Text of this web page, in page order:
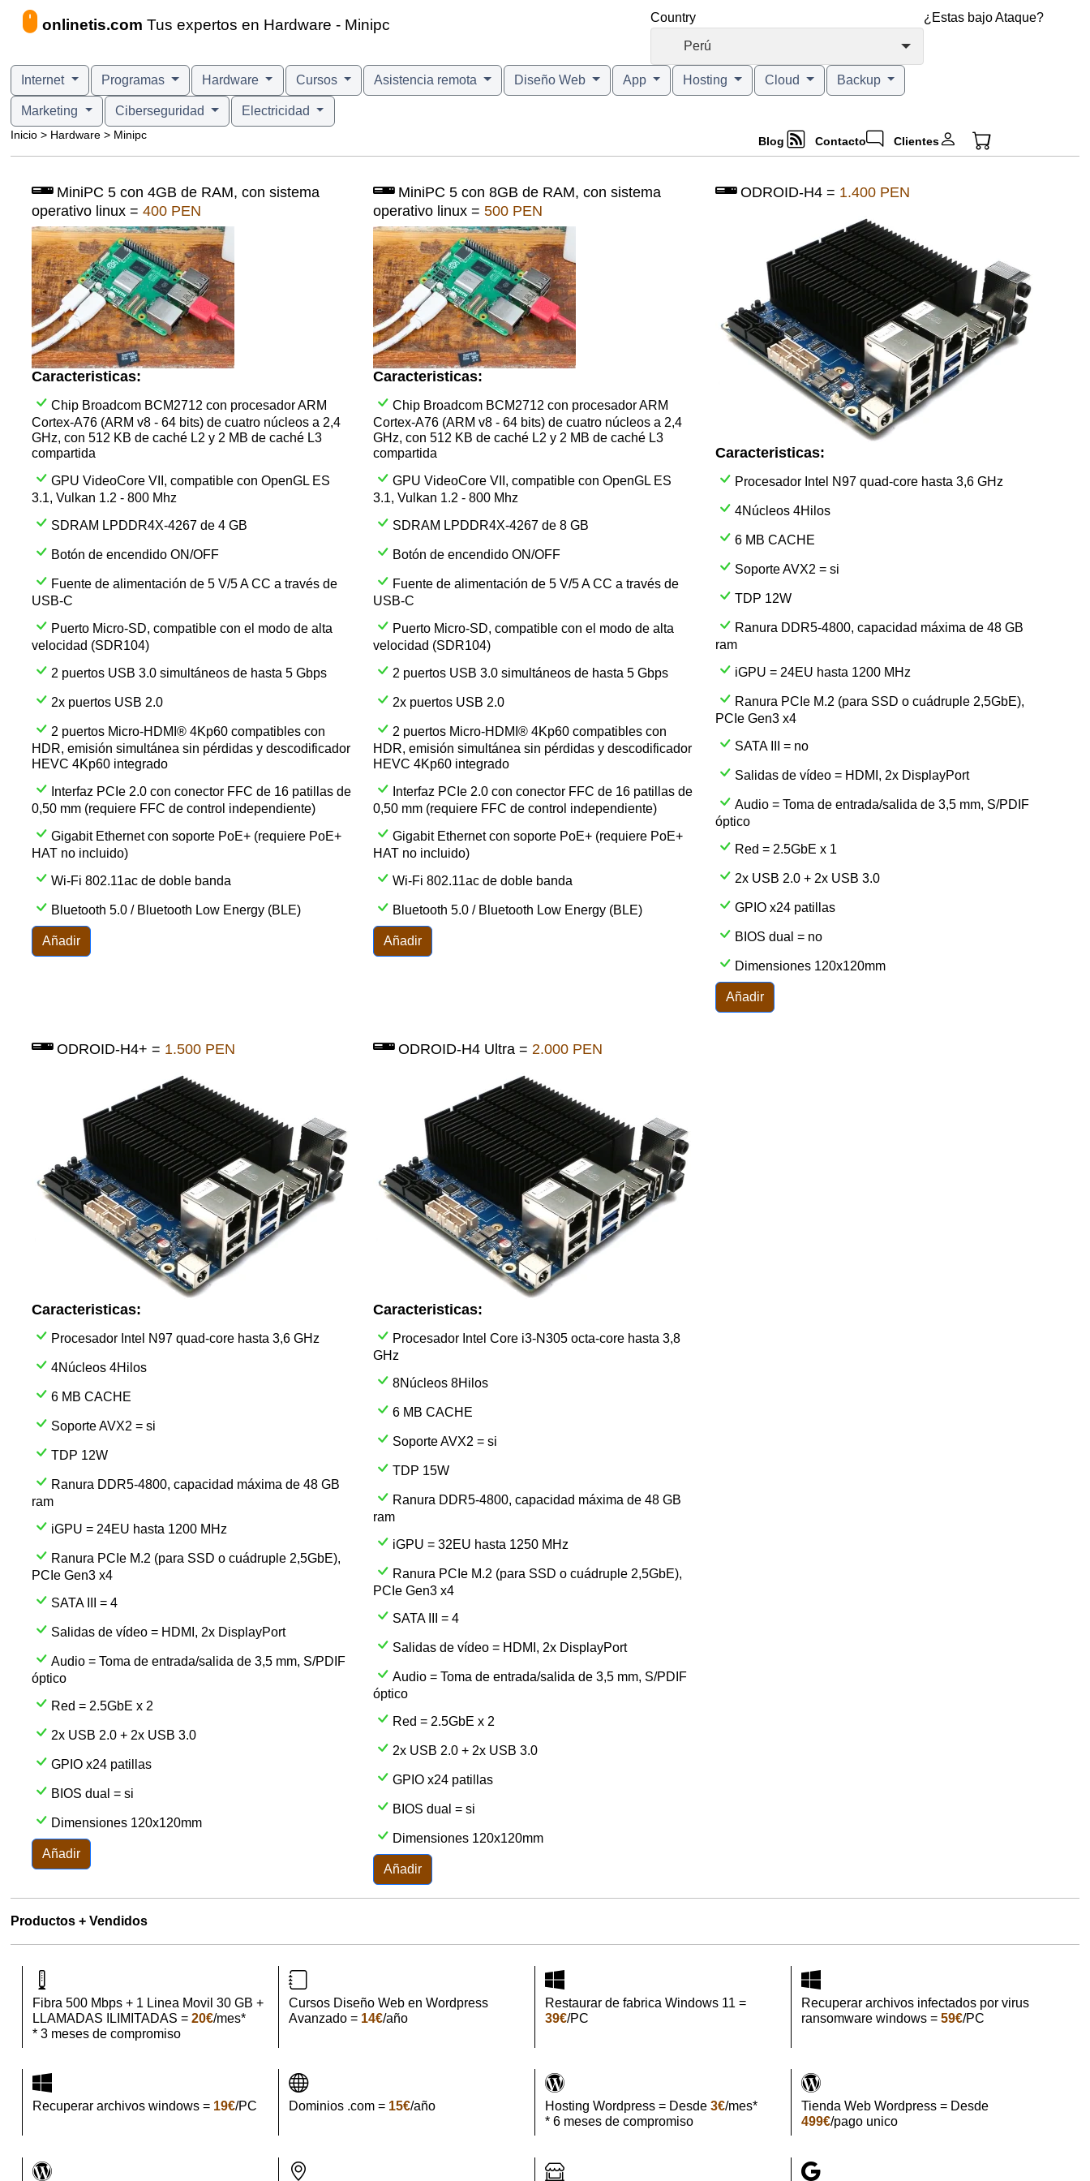
onlinetis.com Tus expertos en Hardware - Minipc Country
Perú
¿Estas bajo Ataque?
Internet Programas Hardware Cursos Asistencia remota Diseño Web App Hosting Cloud Backup
Marketing Ciberseguridad Electricidad
Inicio > Hardware > Minipc Blog Contacto Clientes
MiniPC 5 con 4GB de RAM, con sistema
operativo linux = 400 PEN
Caracteristicas:
Chip Broadcom BCM2712 con procesador ARM
Cortex-A76 (ARM v8 - 64 bits) de cuatro núcleos a 2,4
GHz, con 512 KB de caché L2 y 2 MB de caché L3
compartida
GPU VideoCore VII, compatible con OpenGL ES
3.1, Vulkan 1.2 - 800 Mhz
SDRAM LPDDR4X-4267 de 4 GB
Botón de encendido ON/OFF
Fuente de alimentación de 5 V/5 A CC a través de
USB-C
Puerto Micro-SD, compatible con el modo de alta
velocidad (SDR104)
2 puertos USB 3.0 simultáneos de hasta 5 Gbps
2x puertos USB 2.0
2 puertos Micro-HDMI® 4Kp60 compatibles con
HDR, emisión simultánea sin pérdidas y descodificador
HEVC 4Kp60 integrado
Interfaz PCIe 2.0 con conector FFC de 16 patillas de
0,50 mm (requiere FFC de control independiente)
Gigabit Ethernet con soporte PoE+ (requiere PoE+
HAT no incluido)
Wi-Fi 802.11ac de doble banda
Bluetooth 5.0 / Bluetooth Low Energy (BLE)
Añadir
MiniPC 5 con 8GB de RAM, con sistema
operativo linux =500 PEN
Caracteristicas:
Chip Broadcom BCM2712 con procesador ARM
Cortex-A76 (ARM v8 - 64 bits) de cuatro núcleos a 2,4
GHz, con 512 KB de caché L2 y 2 MB de caché L3
compartida
GPU VideoCore VII, compatible con OpenGL ES
3.1, Vulkan 1.2 - 800 Mhz
SDRAM LPDDR4X-4267 de 8 GB
Botón de encendido ON/OFF
Fuente de alimentación de 5 V/5 A CC a través de
USB-C
Puerto Micro-SD, compatible con el modo de alta
velocidad (SDR104)
2 puertos USB 3.0 simultáneos de hasta 5 Gbps
2x puertos USB 2.0
2 puertos Micro-HDMI® 4Kp60 compatibles con
HDR, emisión simultánea sin pérdidas y descodificador
HEVC 4Kp60 integrado
Interfaz PCIe 2.0 con conector FFC de 16 patillas de
0,50 mm (requiere FFC de control independiente)
Gigabit Ethernet con soporte PoE+ (requiere PoE+
HAT no incluido)
Wi-Fi 802.11ac de doble banda
Bluetooth 5.0 / Bluetooth Low Energy (BLE)
Añadir
ODROID-H4 = 1.400 PEN
Caracteristicas:
Procesador Intel N97 quad-core hasta 3,6 GHz
4Núcleos 4Hilos
6 MB CACHE
Soporte AVX2 = si
TDP 12W
Ranura DDR5-4800, capacidad máxima de 48 GB
ram
iGPU = 24EU hasta 1200 MHz
Ranura PCIe M.2 (para SSD o cuádruple 2,5GbE),
PCIe Gen3 x4
SATA III = no
Salidas de vídeo = HDMI, 2x DisplayPort
Audio = Toma de entrada/salida de 3,5 mm, S/PDIF
óptico
Red = 2.5GbE x 1
2x USB 2.0 + 2x USB 3.0
GPIO x24 patillas
BIOS dual = no
Dimensiones 120x120mm
Añadir
ODROID-H4+ = 1.500 PEN
Caracteristicas:
Procesador Intel N97 quad-core hasta 3,6 GHz
4Núcleos 4Hilos
6 MB CACHE
Soporte AVX2 = si
TDP 12W
Ranura DDR5-4800, capacidad máxima de 48 GB
ram
iGPU = 24EU hasta 1200 MHz
Ranura PCIe M.2 (para SSD o cuádruple 2,5GbE),
PCIe Gen3 x4
SATA III = 4
Salidas de vídeo = HDMI, 2x DisplayPort
Audio = Toma de entrada/salida de 3,5 mm, S/PDIF
óptico
Red = 2.5GbE x 2
2x USB 2.0 + 2x USB 3.0
GPIO x24 patillas
BIOS dual = si
Dimensiones 120x120mm
Añadir
ODROID-H4 Ultra = 2.000 PEN
Caracteristicas:
Procesador Intel Core i3-N305 octa-core hasta 3,8
GHz
8Núcleos 8Hilos
6 MB CACHE
Soporte AVX2 = si
TDP 15W
Ranura DDR5-4800, capacidad máxima de 48 GB
ram
iGPU = 32EU hasta 1250 MHz
Ranura PCIe M.2 (para SSD o cuádruple 2,5GbE),
PCIe Gen3 x4
SATA III = 4
Salidas de vídeo = HDMI, 2x DisplayPort
Audio = Toma de entrada/salida de 3,5 mm, S/PDIF
óptico
Red = 2.5GbE x 2
2x USB 2.0 + 2x USB 3.0
GPIO x24 patillas
BIOS dual = si
Dimensiones 120x120mm
Añadir
Productos + Vendidos
Fibra 500 Mbps + 1 Linea Movil 30 GB +
LLAMADAS ILIMITADAS = 20€/mes*
* 3 meses de compromiso
Cursos Diseño Web en Wordpress
Avanzado = 14€/año
Restaurar de fabrica Windows 11 =
39€/PC
Recuperar archivos infectados por virus
ransomware windows = 59€/PC
Recuperar archivos windows = 19€/PC Dominios .com = 15€/año Hosting Wordpress = Desde 3€/mes*
* 6 meses de compromiso
Tienda Web Wordpress = Desde
499€/pago unico